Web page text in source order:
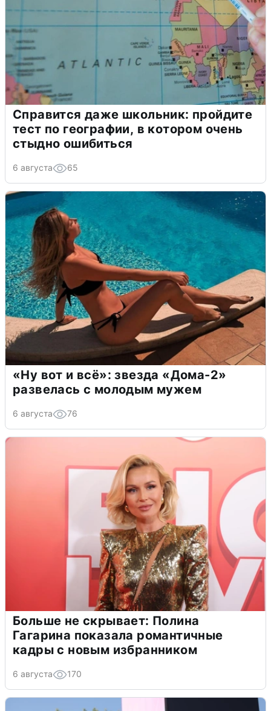
Справится даже школьник: пройдите
тест по географии, в котором очень
стыдно ошибиться
6 августа 65
«Ну вот и всё»: звезда «Дома-2»
развелась с молодым мужем
6 августа 76
Больше не скрывает: Полина
Гагарина показала романтичные
кадры с новым избранником
6 августа 170